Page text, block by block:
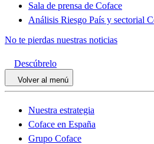
Sala de prensa de Coface
Análisis Riesgo País y sectorial
No te pierdas nuestras noticias
Descúbrelo
Volver al menú
Nuestra estrategia
Coface en España
Grupo Coface